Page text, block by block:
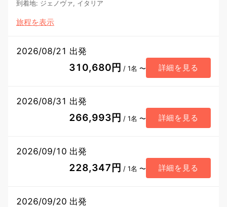
到着地: ジェノヴァ, イタリア
旅程を表示
2026/08/21 出発
310,680円 / 1名 〜 詳細を見る
2026/08/31 出発
266,993円 / 1名 〜 詳細を見る
2026/09/10 出発
228,347円 / 1名 〜 詳細を見る
2026/09/20 出発